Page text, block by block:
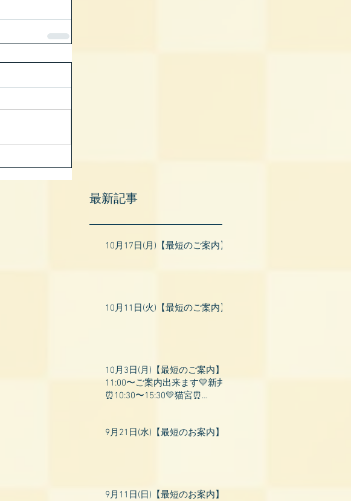
最新記事
10月17日(月)【最短のご案内】
10月11日(火)【最短のご案内】
10月3日(月)【最短のご案内】
11:00〜ご案内出来ます💛新井
⏰10:30〜15:30💛猫宮⏰
9月21日(水)【最短のお案内】
9月11日(日)【最短のお案内】